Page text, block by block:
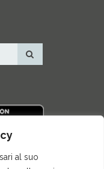
al suo
sito |Credits